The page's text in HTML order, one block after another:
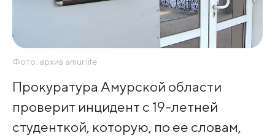
Фото: архив amur.life
Прокуратура Амурской области
проверит инцидент с 19-летней
студенткой, которую, по ее словам,